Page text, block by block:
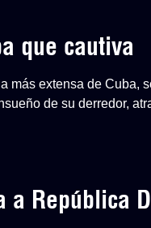
que cautiva
más extensa de Cuba,
de su derredor,
a República